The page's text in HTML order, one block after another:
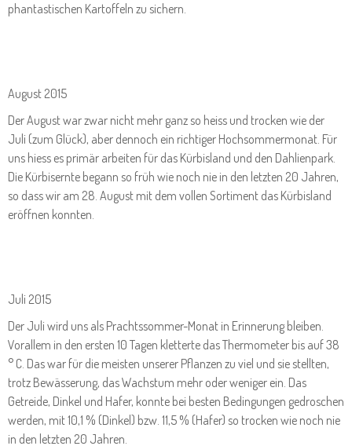
phantastischen Kartoffeln zu sichern.
August 2015
Der August war zwar nicht mehr ganz so heiss und trocken wie der
Juli (zum Glück), aber dennoch ein richtiger Hochsommermonat. Für
uns hiess es primär arbeiten für das Kürbisland und den Dahlienpark.
Die Kürbisernte begann so früh wie noch nie in den letzten 20 Jahren,
so dass wir am 28. August mit dem vollen Sortiment das Kürbisland
eröffnen konnten.
Juli 2015
Der Juli wird uns als Prachtssommer-Monat in Erinnerung bleiben.
Vorallem in den ersten 10 Tagen kletterte das Thermometer bis auf 38
° C. Das war für die meisten unserer Pflanzen zu viel und sie stellten,
trotz Bewässerung, das Wachstum mehr oder weniger ein. Das
Getreide, Dinkel und Hafer, konnte bei besten Bedingungen gedroschen
werden, mit 10,1 % (Dinkel) bzw. 11,5 % (Hafer) so trocken wie noch nie
in den letzten 20 Jahren.